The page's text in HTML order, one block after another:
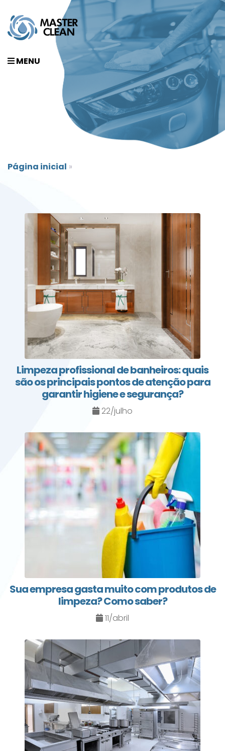
MENU
Página inicial »
Limpeza profissional de banheiros: quais
são os principais pontos de atenção para
garantir higiene e segurança?
22/julho
Sua empresa gasta muito com produtos de
limpeza? Como saber?
11/abril